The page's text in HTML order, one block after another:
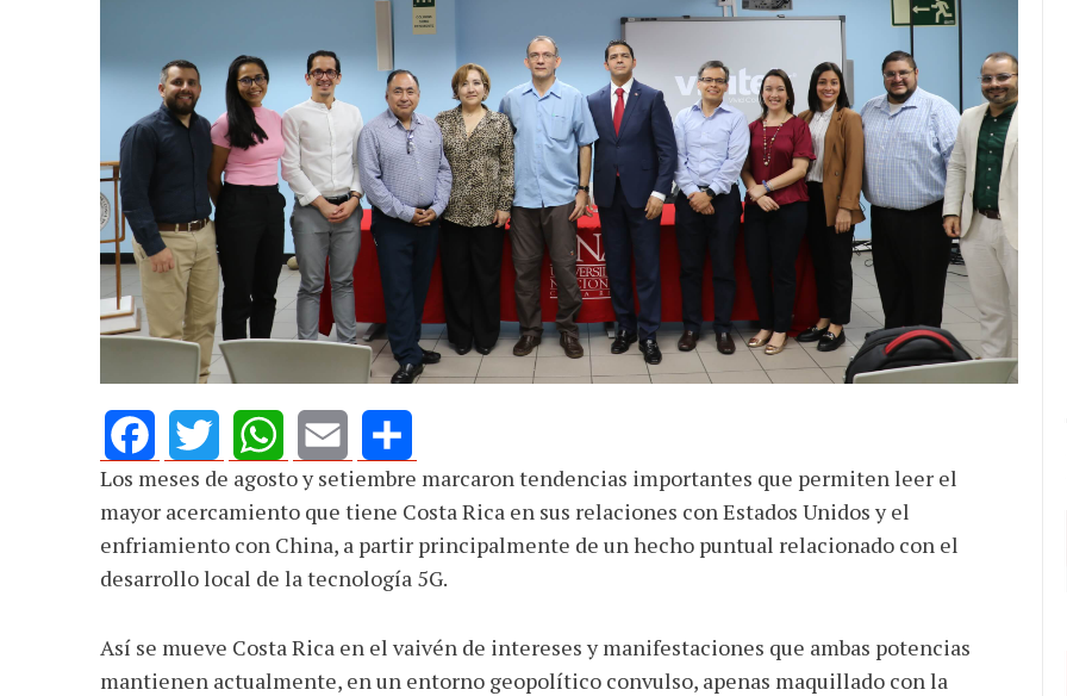
FacebookTwitterWhatsAppEmail Share
Los meses de agosto y setiembre marcaron tendencias importantes que permiten leer el
mayor acercamiento que tiene Costa Rica en sus relaciones con Estados Unidos y el
enfriamiento con China, a partir principalmente de un hecho puntual relacionado con el
desarrollo local de la tecnología 5G.
Así se mueve Costa Rica en el vaivén de intereses y manifestaciones que ambas potencias
mantienen actualmente, en un entorno geopolítico convulso, apenas maquillado con la
AGOSTO 05, 2026
Consejo Universitario llama a
defender la democracia
JULIO 24, 2026
Rechazo al reparto desigual
de ganancias es mayor
cuando hubo esfuerzo